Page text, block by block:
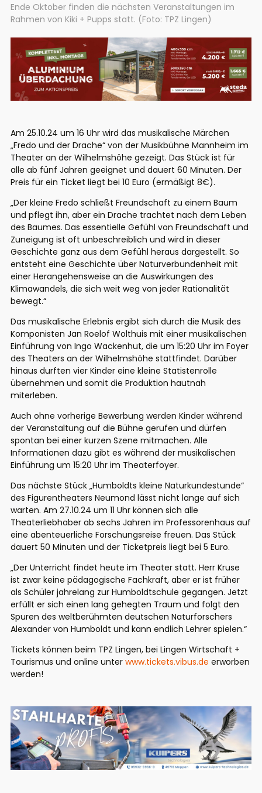
Ende Oktober finden die nächsten Veranstaltungen im
Rahmen von Kiki + Pupps statt. (Foto: TPZ Lingen)
Am 25.10.24 um 16 Uhr wird das musikalische Märchen
„Fredo und der Drache“ von der Musikbühne Mannheim im
Theater an der Wilhelmshöhe gezeigt. Das Stück ist für
alle ab fünf Jahren geeignet und dauert 60 Minuten. Der
Preis für ein Ticket liegt bei 10 Euro (ermäßigt 8€).
„Der kleine Fredo schließt Freundschaft zu einem Baum
und pflegt ihn, aber ein Drache trachtet nach dem Leben
des Baumes. Das essentielle Gefühl von Freundschaft und
Zuneigung ist oft unbeschreiblich und wird in dieser
Geschichte ganz aus dem Gefühl heraus dargestellt. So
entsteht eine Geschichte über Naturverbundenheit mit
einer Herangehensweise an die Auswirkungen des
Klimawandels, die sich weit weg von jeder Rationalität
bewegt.“
Das musikalische Erlebnis ergibt sich durch die Musik des
Komponisten Jan Roelof Wolthuis mit einer musikalischen
Einführung von Ingo Wackenhut, die um 15:20 Uhr im Foyer
des Theaters an der Wilhelmshöhe stattfindet. Darüber
hinaus durften vier Kinder eine kleine Statistenrolle
übernehmen und somit die Produktion hautnah
miterleben.
Auch ohne vorherige Bewerbung werden Kinder während
der Veranstaltung auf die Bühne gerufen und dürfen
spontan bei einer kurzen Szene mitmachen. Alle
Informationen dazu gibt es während der musikalischen
Einführung um 15:20 Uhr im Theaterfoyer.
Das nächste Stück „Humboldts kleine Naturkundestunde“
des Figurentheaters Neumond lässt nicht lange auf sich
warten. Am 27.10.24 um 11 Uhr können sich alle
Theaterliebhaber ab sechs Jahren im Professorenhaus auf
eine abenteuerliche Forschungsreise freuen. Das Stück
dauert 50 Minuten und der Ticketpreis liegt bei 5 Euro.
„Der Unterricht findet heute im Theater statt. Herr Kruse
ist zwar keine pädagogische Fachkraft, aber er ist früher
als Schüler jahrelang zur Humboldtschule gegangen. Jetzt
erfüllt er sich einen lang gehegten Traum und folgt den
Spuren des weltberühmten deutschen Naturforschers
Alexander von Humboldt und kann endlich Lehrer spielen.“
Tickets können beim TPZ Lingen, bei Lingen Wirtschaft +
Tourismus und online unter www.tickets.vibus.de erworben
werden!